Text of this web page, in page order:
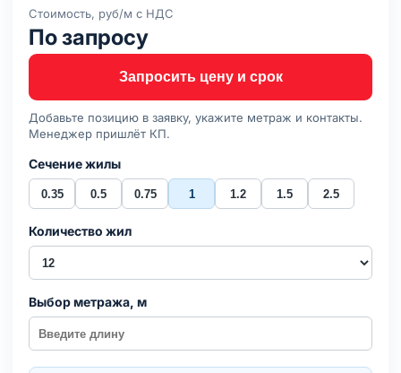
Стоимость, руб/м с НДС
По запросу
Запросить цену и срок
Добавьте позицию в заявку, укажите метраж и контакты.
Менеджер пришлёт КП.
Сечение жилы
0.35 0.5 0.75 1 1.2 1.5 2.5
Количество жил
Выбор метража, м